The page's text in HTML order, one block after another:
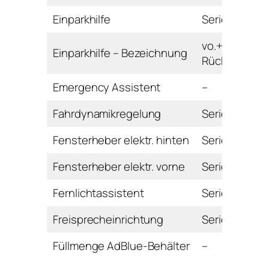
Einparkhilfe
Serie
Einparkhilfe – Bezeichnung
vo.+hi. mit
Emergency Assistent
–
Fahrdynamikregelung
Serie
Fensterheber elektr. hinten
Serie
Fensterheber elektr. vorne
Serie
Fernlichtassistent
Serie
Freisprecheinrichtung
Serie
Füllmenge AdBlue-Behälter
–